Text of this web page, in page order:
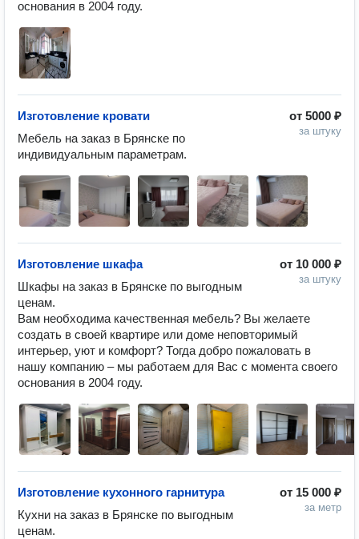
основания в 2004 году.
от 5000 ₽
за штуку
Изготовление кровати
Мебель на заказ в Брянске по
от 10 000 ₽
за штуку
Изготовление шкафа
Шкафы на заказ в Брянске по выгодным
ценам.
Вам необходима качественная мебель? Вы желаете
создать в своей квартире или доме неповторимый
интерьер, уют и комфорт? Тогда добро пожаловать в
нашу компанию – мы работаем для Вас с момента своего
основания в 2004 году.
от 15 000 ₽
за метр
Изготовление кухонного гарнитура
Кухни на заказ в Брянске по выгодным
ценам.